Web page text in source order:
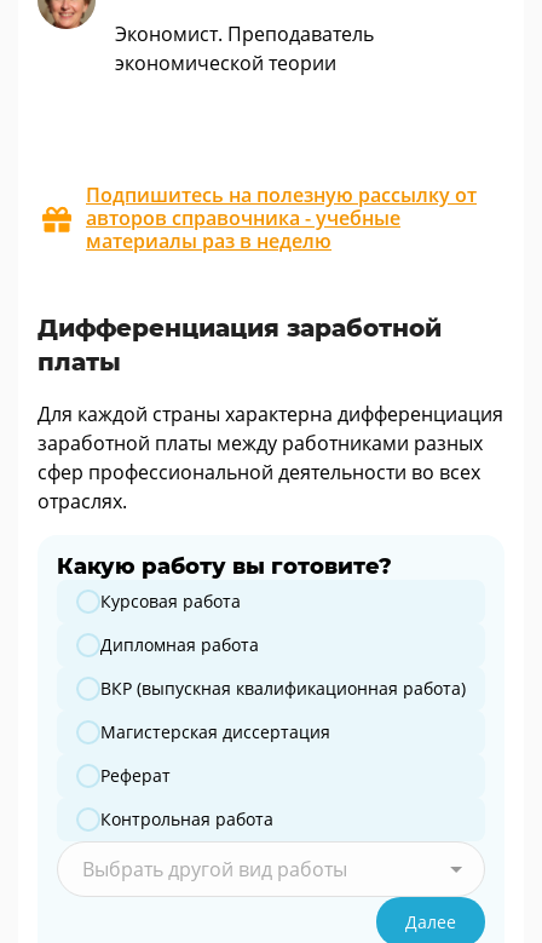
Экономист. Преподаватель
экономической теории
Подпишитесь на полезную рассылку от
авторов справочника - учебные
материалы раз в неделю
Дифференциация заработной
платы
Для каждой страны характерна дифференциация
заработной платы между работниками разных
сфер профессиональной деятельности во всех
отраслях.
Какую работу вы готовите?
Какую работу вы готовите?
Курсовая работа
Дипломная работа
ВКР (выпускная квалификационная работа)
Магистерская диссертация
Реферат
Контрольная работа
Выбрать другой вид работы
Далее